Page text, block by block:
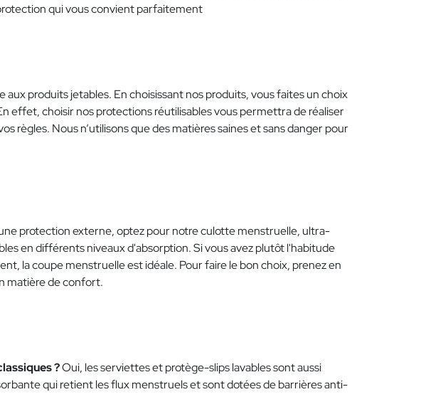
qui vous convient parfaitement
produits jetables. En choisissant nos produits, vous faites un choix
effet, choisir nos protections réutilisables vous permettra de réaliser
règles. Nous n’utilisons que des matières saines et sans danger pour
protection externe, optez pour notre culotte menstruelle, ultra-
en différents niveaux d'absorption. Si vous avez plutôt l'habitude
la coupe menstruelle est idéale. Pour faire le bon choix, prenez en
matière de confort.
?Oui, les serviettes et protège-slips lavables sont aussi
qui retient les flux menstruels et sont dotées de barrières anti-